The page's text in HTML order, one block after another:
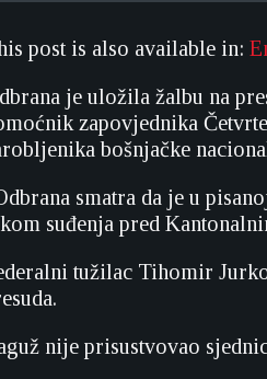
post is also available in:
je uložila žalbu na
zapovjednika
bošnjačke
smatra da je u
suđenja pred
tužilac Tihomir
nije prisustvovao